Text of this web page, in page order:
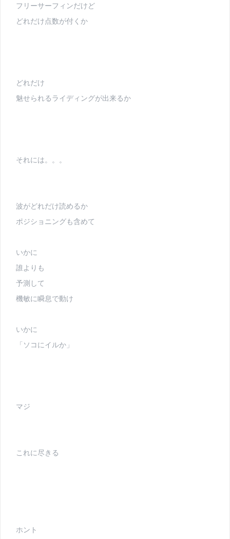
フリーサーフィンだけど
どれだけ点数が付くか
どれだけ
魅せられるライディングが出来るか
それには。。。
波がどれだけ読めるか
ポジショニングも含めて
いかに
誰よりも
予測して
機敏に瞬息で動け
いかに
「ソコにイルか」
マジ
これに尽きる
ホント